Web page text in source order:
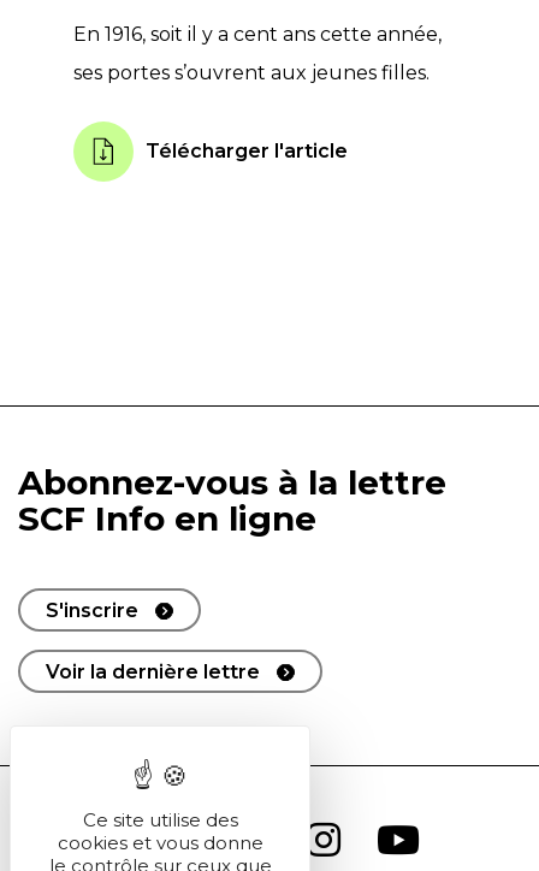
En 1916, soit il y a cent ans cette année,
ses portes s’ouvrent aux jeunes filles.
Télécharger l'article
Abonnez-vous à la lettre
SCF Info en ligne
S'inscrire
Voir la dernière lettre
Ce site utilise des
cookies et vous donne
le contrôle sur ceux que